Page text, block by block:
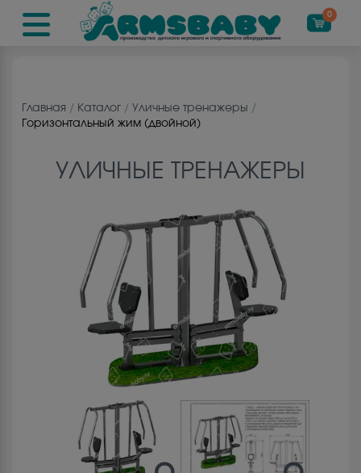
0
Главная / Каталог / Уличные тренажеры /
Горизонтальный жим (двойной)
УЛИЧНЫЕ ТРЕНАЖЕРЫ